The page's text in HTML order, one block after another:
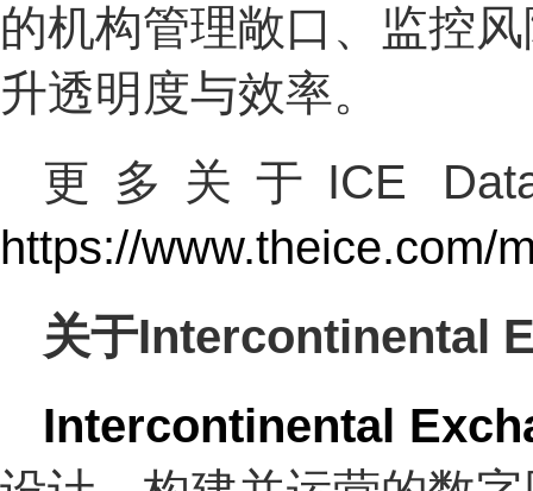
的机构管理敞口、监控
升透明度与效率。
更多关于ICE
https://www.theice.com/
关于Intercontinental
Intercontinental